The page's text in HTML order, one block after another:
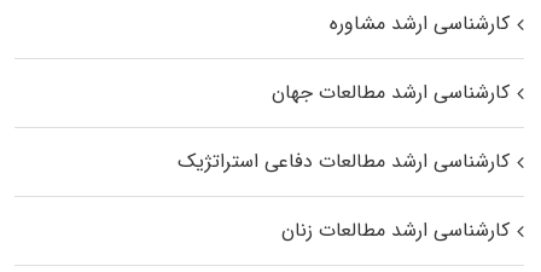
کارشناسی ارشد مشاوره
کارشناسی ارشد مطالعات جهان
کارشناسی ارشد مطالعات دفاعی استراتژیک
کارشناسی ارشد مطالعات زنان